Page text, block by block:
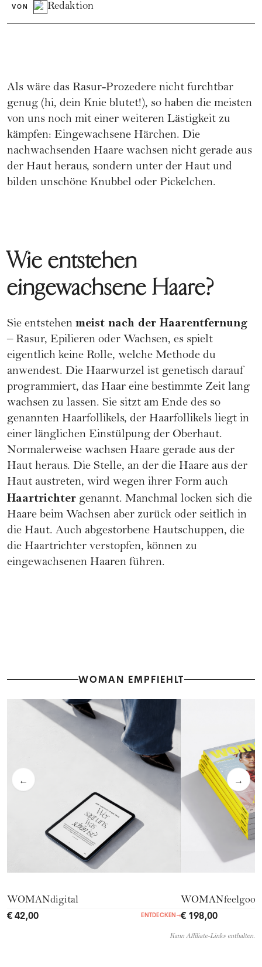
VON Redaktion
Als wäre das Rasur-Prozedere nicht furchtbar
genug (hi, dein Knie blutet!), so haben die meisten
von uns noch mit einer weiteren Lästigkeit zu
kämpfen: Eingewachsene Härchen. Die
nachwachsenden Haare wachsen nicht gerade aus
der Haut heraus, sondern unter der Haut und
bilden unschöne Knubbel oder Pickelchen.
Wie entstehen
eingewachsene Haare?
Sie entstehen meist nach der Haarentfernung
– Rasur, Epilieren oder Wachsen, es spielt
eigentlich keine Rolle, welche Methode du
anwendest. Die Haarwurzel ist genetisch darauf
programmiert, das Haar eine bestimmte Zeit lang
wachsen zu lassen. Sie sitzt am Ende des so
genannten Haarfollikels, der Haarfollikels liegt in
einer länglichen Einstülpung der Oberhaut.
Normalerweise wachsen Haare gerade aus der
Haut heraus. Die Stelle, an der die Haare aus der
Haut austreten, wird wegen ihrer Form auch
Haartrichter genannt. Manchmal locken sich die
Haare beim Wachsen aber zurück oder seitlich in
die Haut. Auch abgestorbene Hautschuppen, die
die Haartrichter verstopfen, können zu
eingewachsenen Haaren führen.
WOMAN EMPFIEHLT
← →
WOMANdigital
€ 42,00 ENTDECKEN →
WOMANfeelgood
€ 198,00
Kann Affiliate-Links enthalten.